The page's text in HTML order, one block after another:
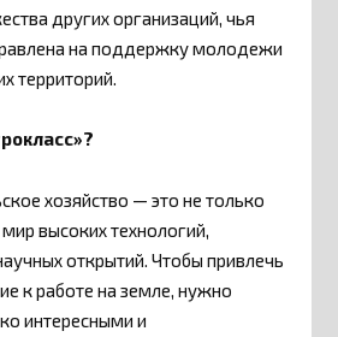
других организаций, чья
на поддержку молодежи
территорий.
хозяйство — это не только
высоких технологий,
открытий. Чтобы привлечь
к работе на земле, нужно
интересными и